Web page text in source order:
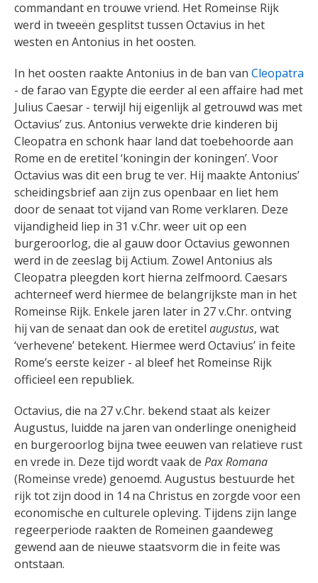
commandant en trouwe vriend. Het Romeinse Rijk
werd in tweeën gesplitst tussen Octavius in het
westen en Antonius in het oosten.
In het oosten raakte Antonius in de ban van Cleopatra
- de farao van Egypte die eerder al een affaire had met
Julius Caesar - terwijl hij eigenlijk al getrouwd was met
Octavius’ zus. Antonius verwekte drie kinderen bij
Cleopatra en schonk haar land dat toebehoorde aan
Rome en de eretitel ‘koningin der koningen’. Voor
Octavius was dit een brug te ver. Hij maakte Antonius’
scheidingsbrief aan zijn zus openbaar en liet hem
door de senaat tot vijand van Rome verklaren. Deze
vijandigheid liep in 31 v.Chr. weer uit op een
burgeroorlog, die al gauw door Octavius gewonnen
werd in de zeeslag bij Actium. Zowel Antonius als
Cleopatra pleegden kort hierna zelfmoord. Caesars
achterneef werd hiermee de belangrijkste man in het
Romeinse Rijk. Enkele jaren later in 27 v.Chr. ontving
hij van de senaat dan ook de eretitel augustus, wat
‘verhevene’ betekent. Hiermee werd Octavius’ in feite
Rome’s eerste keizer - al bleef het Romeinse Rijk
officieel een republiek.
Octavius, die na 27 v.Chr. bekend staat als keizer
Augustus, luidde na jaren van onderlinge onenigheid
en burgeroorlog bijna twee eeuwen van relatieve rust
en vrede in. Deze tijd wordt vaak de Pax Romana
(Romeinse vrede) genoemd. Augustus bestuurde het
rijk tot zijn dood in 14 na Christus en zorgde voor een
economische en culturele opleving. Tijdens zijn lange
regeerperiode raakten de Romeinen gaandeweg
gewend aan de nieuwe staatsvorm die in feite was
ontstaan.